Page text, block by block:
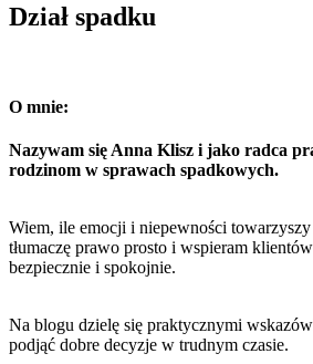
Dział spadku
O mnie:
Nazywam się Anna Klisz i jako radca
rodzinom w sprawach spadkowych.
Wiem, ile emocji i niepewności
tłumaczę prawo prosto i wspieram
bezpiecznie i spokojnie.
Na blogu dzielę się praktycznymi
podjąć dobre decyzje w trudnym czasie.